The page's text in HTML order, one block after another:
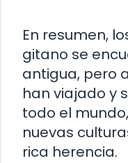
En resumen,
gitano se
antigua, pero
han viajado y
todo el
nuevas
rica herencia.